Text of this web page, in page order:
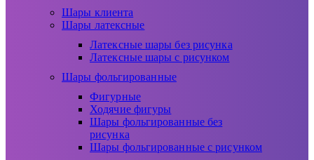
Шары клиента
Шары латексные
Латексные шары без рисунка
Латексные шары с рисунком
Шары фольгированные
Фигурные
Ходячие фигуры
Шары фольгированные без
рисунка
Шары фольгированные с рисунком